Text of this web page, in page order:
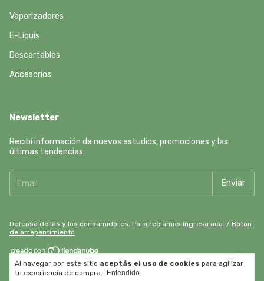
Al navegar por este sitio aceptás el uso de cookies para agilizar
tu experiencia de compra.
Entendido
Vaporizadores
E-Líquis
Descartables
Accesorios
Newsletter
Recibí información de nuevos estudios, promociones y las
últimas tendencias.
Defensa de las y los consumidores. Para reclamos ingresá acá. / Botón
de arrepentimiento
Copyright Drip Lab - 2026. Todos los derechos reservados.